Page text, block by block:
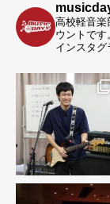
高校軽音楽
ウントです
インスタグ